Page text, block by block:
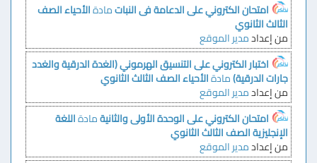
امتحان الكتروني على الدعامة فى النباتمادةالأحياءالصف
الثالث الثانوي
من إعدادمدير الموقع
اختبار الكتروني على التنسيق الهرموني (الغدة الدرقية والغدد
جارات الدرقية)مادةالأحياءالصف الثالث الثانوي
من إعدادمدير الموقع
امتحان الكتروني على الوحدة الأولى والثانيةمادةاللغة
الإنجليزيةالصف الثالث الثانوي
من إعدادمدير الموقع